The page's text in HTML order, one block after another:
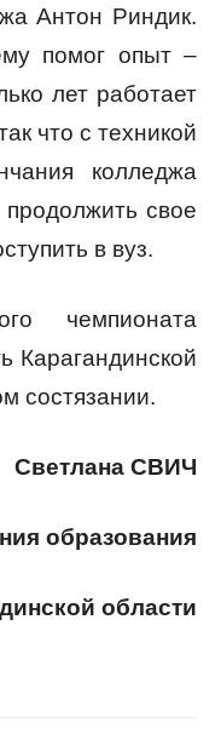
Антон Риндик.
помог опыт –
лет работает
что с техникой
колледжа
свое
в вуз.
чемпионата
Карагандинской
состязании.
Светлана СВИЧ
образования
области